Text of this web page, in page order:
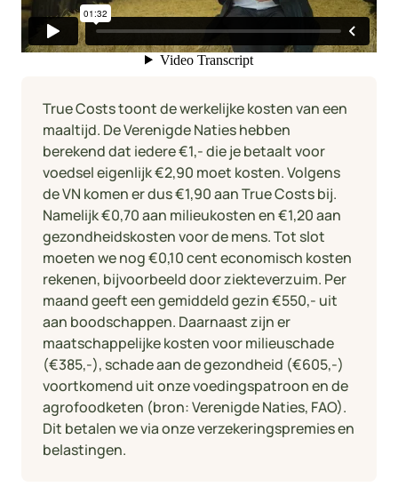
True Costs toont de werkelijke kosten van een
maaltijd. De Verenigde Naties hebben
berekend dat iedere €1,- die je betaalt voor
voedsel eigenlijk €2,90 moet kosten. Volgens
de VN komen er dus €1,90 aan True Costs bij.
Namelijk €0,70 aan milieukosten en €1,20 aan
gezondheidskosten voor de mens. Tot slot
moeten we nog €0,10 cent economisch kosten
rekenen, bijvoorbeeld door ziekteverzuim. Per
maand geeft een gemiddeld gezin €550,- uit
aan boodschappen. Daarnaast zijn er
maatschappelijke kosten voor milieuschade
(€385,-), schade aan de gezondheid (€605,-)
voortkomend uit onze voedingspatroon en de
agrofoodketen (bron: Verenigde Naties, FAO).
Dit betalen we via onze verzekeringspremies en
belastingen.